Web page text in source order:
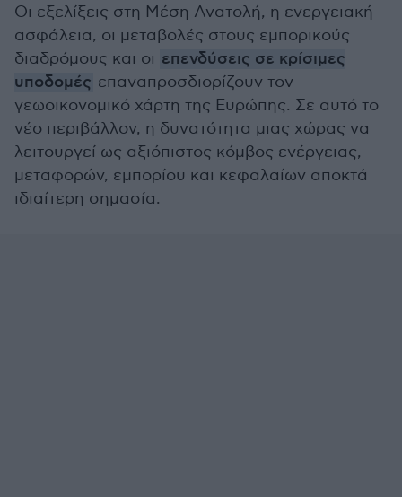
Οι εξελίξεις στη Μέση Ανατολή, η ενεργειακή
ασφάλεια, οι μεταβολές στους εμπορικούς
διαδρόμους και οι επενδύσεις σε κρίσιμες
υποδομές επαναπροσδιορίζουν τον
γεωοικονομικό χάρτη της Ευρώπης. Σε αυτό το
νέο περιβάλλον, η δυνατότητα μιας χώρας να
λειτουργεί ως αξιόπιστος κόμβος ενέργειας,
μεταφορών, εμπορίου και κεφαλαίων αποκτά
ιδιαίτερη σημασία.